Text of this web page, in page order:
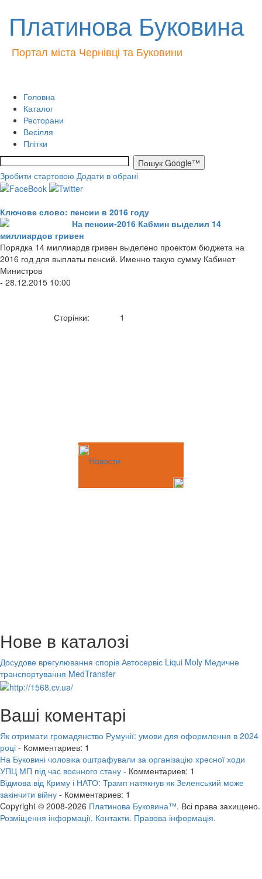
Платинова Буковина
Портал міста Чернівці та Буковини
Головна
Каталог
Ресторани
Весілля
Плітки
Зробити стартовою Додати в обрані
Ключове слово: пенсии в 2016 году
На пенсии-2016 Кабмин выделил 14
миллиардов гривен
Порядка 14 миллиардв гривен выделено проектом бюджета на
2016 год для выплаты пенсий. Именно такую сумму Кабинет
Министров
- 28.12.2015 10:00
Сторінки: 1
Новости
Нове в каталозі
Досудове врегулювання спорів Автосервіс Liqui Moly Медичне
транспортування MedTransfer
Ваші коментарі
Як отримати громадянство Румунії: умови для оформлення в 2024
році - Комментариев: 1
На Буковині чоловіка оштрафували за організацію хресної ходи
УПЦ МП під час воєнного стану - Комментариев: 1
Відмова від Криму і НАТО: Трамп натякнув як Зеленський може
закінчити війну - Комментариев: 1
Copyright © 2008-2026 Платинова Буковина™. Всі права захищено.
Розміщення інформації. Контакти. Правова інформація.